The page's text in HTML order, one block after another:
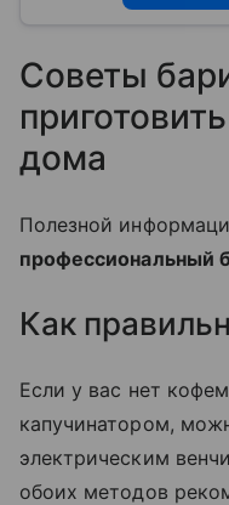
Советы
дома
Полезной
профессиональный
Как
Если у вас нет
капучинатором,
электрическим
обоих методов